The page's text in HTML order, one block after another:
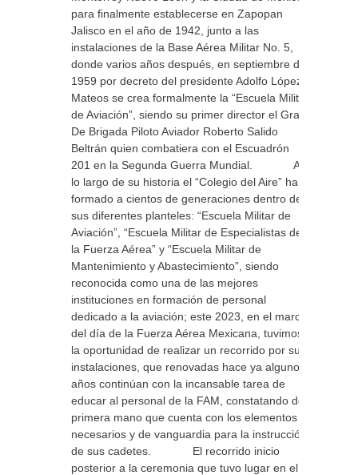
para finalmente establecerse en Zapopan
Jalisco en el año de 1942, junto a las
instalaciones de la Base Aérea Militar No. 5,
donde varios años después, en septiembre de
1959 por decreto del presidente Adolfo López
Mateos se crea formalmente la “Escuela Militar
de Aviación”, siendo su primer director el Gral.
De Brigada Piloto Aviador Roberto Salido
Beltrán quien combatiera con el Escuadrón
201 en la Segunda Guerra Mundial. A
lo largo de su historia el “Colegio del Aire” ha
formado a cientos de generaciones dentro de
sus diferentes planteles: “Escuela Militar de
Aviación”, “Escuela Militar de Especialistas de
la Fuerza Aérea” y “Escuela Militar de
Mantenimiento y Abastecimiento”, siendo
reconocida como una de las mejores
instituciones en formación de personal
dedicado a la aviación; este 2023, en el marco
del día de la Fuerza Aérea Mexicana, tuvimos
la oportunidad de realizar un recorrido por sus
instalaciones, que renovadas hace ya algunos
años continúan con la incansable tarea de
educar al personal de la FAM, constatando de
primera mano que cuenta con los elementos
necesarios y de vanguardia para la instrucción
de sus cadetes. El recorrido inicio
posterior a la ceremonia que tuvo lugar en el